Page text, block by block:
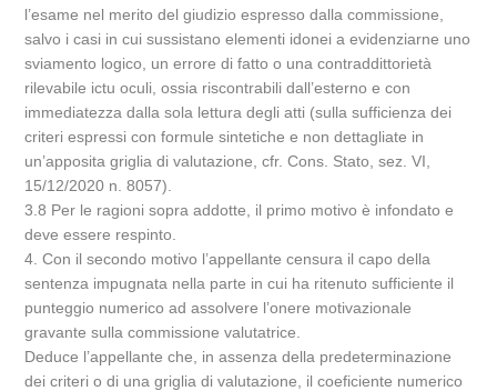
l’esame nel merito del giudizio espresso dalla commissione,
salvo i casi in cui sussistano elementi idonei a evidenziarne uno
sviamento logico, un errore di fatto o una contraddittorietà
rilevabile ictu oculi, ossia riscontrabili dall’esterno e con
immediatezza dalla sola lettura degli atti (sulla sufficienza dei
criteri espressi con formule sintetiche e non dettagliate in
un’apposita griglia di valutazione, cfr. Cons. Stato, sez. VI,
15/12/2020 n. 8057).
3.8 Per le ragioni sopra addotte, il primo motivo è infondato e
deve essere respinto.
4. Con il secondo motivo l’appellante censura il capo della
sentenza impugnata nella parte in cui ha ritenuto sufficiente il
punteggio numerico ad assolvere l’onere motivazionale
gravante sulla commissione valutatrice.
Deduce l’appellante che, in assenza della predeterminazione
dei criteri o di una griglia di valutazione, il coeficiente numerico